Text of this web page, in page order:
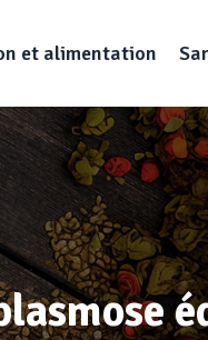
et alimentation